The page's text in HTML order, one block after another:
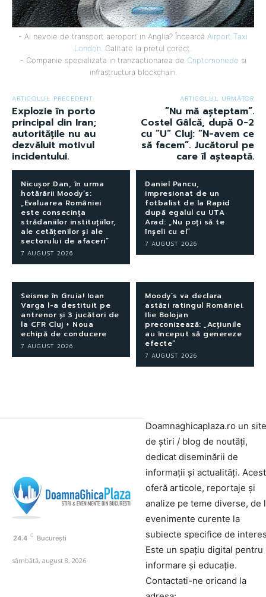
- Ai nevoie de transport aeroport in Anglia? Încearcă Airport Taxi
London . Calitate la prețul corect.
- Companie specializata in tranzactionarea de Criptomonede si
infrastructura blockchain.
ARTICOLUL PRECEDENT
Explozie în porto
principal din Iran;
autoritățile nu au
dezvăluit motivul
incidentului.
ARTICOLUL URMĂTOR
”Nu mă așteptam”.
Costel Gâlcă, după 0-2
cu ”U” Cluj: ”N-avem ce
să facem”. Jucătorul pe
care îl așteaptă.
Nicușor Dan, în urma
hotărârii Moody’s:
„Evaluarea României
este consecința
strădaniilor instituțiilor,
ale cetățenilor și ale
sectorului de afaceri”
7 AUGUST 2026
Daniel Pancu,
impresionat de un
fotbalist de la Rapid
după egalul cu UTA
Arad: „Nu poți să te
înșeli cu el”
7 AUGUST 2026
Seisme în Gruia! Ioan
Varga l-a destituit pe
antrenor și 3 jucători de
la CFR Cluj + Noua
echipă de conducere
7 AUGUST 2026
Moody’s va declara
astăzi ratingul României.
Ilie Bolojan
preconizează: „Acțiunile
au început să genereze
efecte”
7 AUGUST 2026
24.4 C București
sâmbătă, august 8, 2026
Doamnaghicaplaza.ro un site
de știri / blog de noutăți,
dedicat diseminării de
informații și actualități.
oferă articole, reportaje și
analize pe teme diverse, de
evenimente curente la
subiecte specifice de
Este un spațiu digital pentru
informare și educație.
Contactati-ne oricand la